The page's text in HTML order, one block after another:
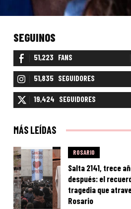
SEGUINOS
51,223 FANS
51,835 SEGUIDORES
19,424 SEGUIDORES
MÁS LEÍDAS
ROSARIO
Salta 2141, trece
después: el
tragedia que
Rosario